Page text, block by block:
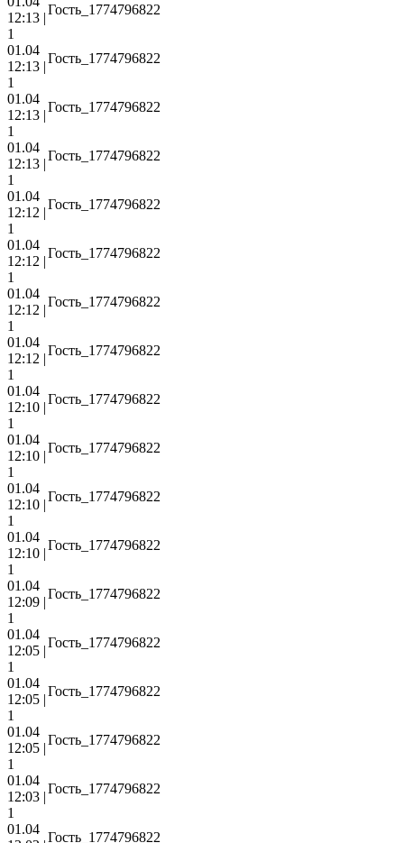
12:13 |
Гость_1774796822
1
01.04
12:13 |
Гость_1774796822
1
01.04
12:13 |
Гость_1774796822
1
01.04
12:13 |
Гость_1774796822
1
01.04
12:12 |
Гость_1774796822
1
01.04
12:12 |
Гость_1774796822
1
01.04
12:12 |
Гость_1774796822
1
01.04
12:12 |
Гость_1774796822
1
01.04
12:10 |
Гость_1774796822
1
01.04
12:10 |
Гость_1774796822
1
01.04
12:10 |
Гость_1774796822
1
01.04
12:10 |
Гость_1774796822
1
01.04
12:09 |
Гость_1774796822
1
01.04
12:05 |
Гость_1774796822
1
01.04
12:05 |
Гость_1774796822
1
01.04
12:05 |
Гость_1774796822
1
01.04
12:03 |
Гость_1774796822
1
01.04
Гость_1774796822